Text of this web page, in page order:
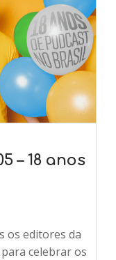
– 18 anos
os editores da
celebrar os